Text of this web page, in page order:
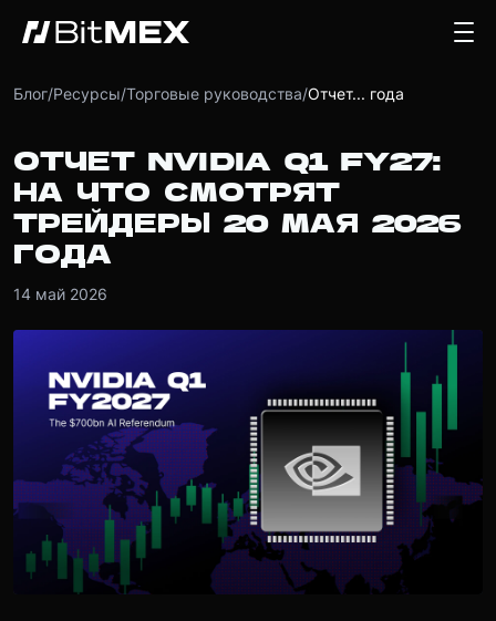
Блог/Ресурсы/Торговые руководства/Отчет... года
ОТЧЕТ NVIDIA Q1 FY27:
НА ЧТО СМОТРЯТ
ТРЕЙДЕРЫ 20 МАЯ 2026
ГОДА
14 май 2026